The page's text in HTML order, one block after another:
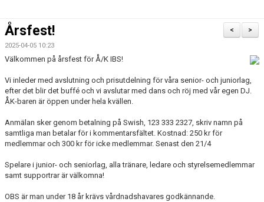
KALENDER
MEDLEMSKAP
MATCHER
ÅKIBS WEBSHOP
OM OSS
>
<
Årsfest!
2025-04-05 10:23
Välkommen på årsfest för Å/K IBS!
Vi inleder med avslutning och prisutdelning för våra senior- och juniorlag,
efter det blir det buffé och vi avslutar med dans och röj med vår egen DJ.
ÅK-baren är öppen under hela kvällen.
Anmälan sker genom betalning på Swish, 123 333 2327, skriv namn på
samtliga man betalar för i kommentarsfältet. Kostnad: 250 kr för
medlemmar och 300 kr för icke medlemmar. Senast den 21/4
Spelare i junior- och seniorlag, alla tränare, ledare och styrelsemedlemmar
samt supportrar är välkomna!
OBS är man under 18 år krävs vårdnadshavares godkännande.